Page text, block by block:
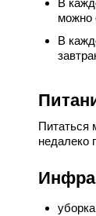
В
можно
В
Питаться
недалеко